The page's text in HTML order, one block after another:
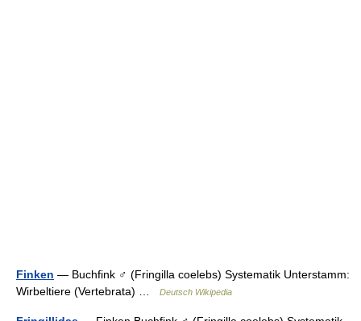
Finken — Buchfink ♂ (Fringilla coelebs) Systematik Unterstamm:
Wirbeltiere (Vertebrata) …
Deutsch Wikipedia